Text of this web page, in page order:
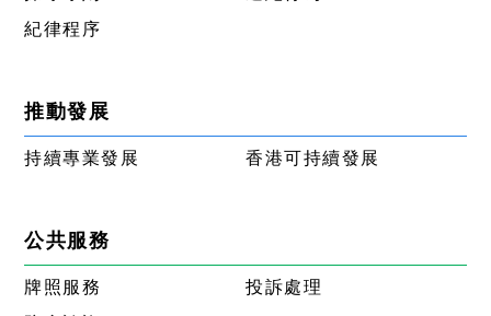
紀律程序
推動發展
持續專業發展 香港可持續發展
公共服務
牌照服務
投訴處理